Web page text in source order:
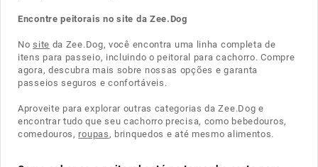
Encontre peitorais no site da Zee.Dog
Nosite da Zee.Dog, você encontra uma linha completa de
itens para passeio, incluindo o peitoral para cachorro. Compre
agora, descubra mais sobre nossas opções e garanta
passeios seguros e confortáveis.
Aproveite para explorar outras categorias da Zee.Dog e
encontrar tudo que seu cachorro precisa, como bebedouros,
comedouros, roupas, brinquedos e até mesmo alimentos.